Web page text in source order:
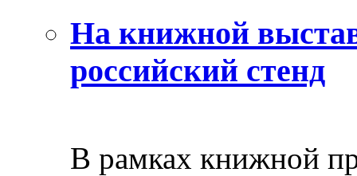
На книжной
российский стенд
В рамках книжной